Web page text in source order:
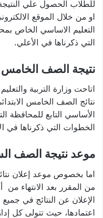
للطلاب الحصول علي
او من خلال الموقع
التعليم الاساسي الخاص
التي ذكرناها في الأعلي.
نتيجة الصف الخامس
اتاحت وزارة التربية
نتائج الصف الخامس
الأساسي التابع للمحافظة
الخطوات التي ذكرناها في
موعد نتيجة الصف
اما بخصوص موعد إعلان
من المقرر بعد الانتهاء
الإعلان عن النتائج في جميع
اعتمادها، حيث تتولى كل